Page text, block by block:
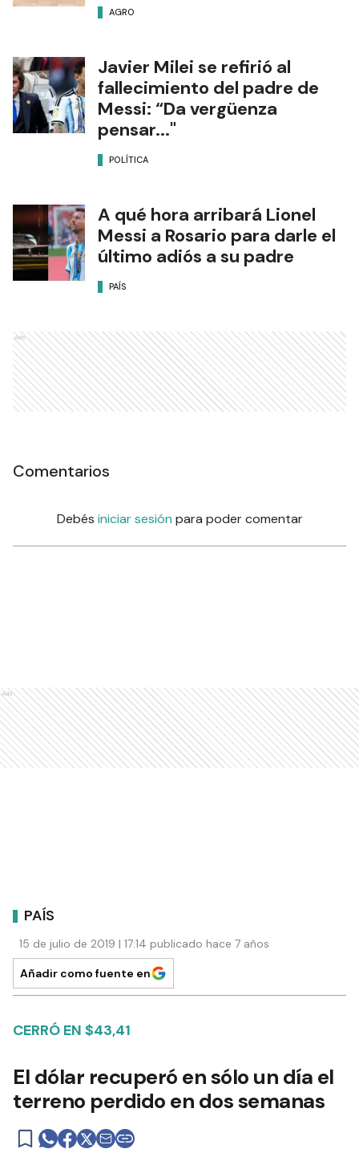
AGRO
Javier Milei se refirió al
fallecimiento del padre de
Messi: “Da vergüenza
pensar..."
POLÍTICA
A qué hora arribará Lionel
Messi a Rosario para darle el
último adiós a su padre
PAÍS
Ads
Comentarios
Debés iniciar sesión para poder comentar
Ads
PAÍS
15 de julio de 2019 | 17:14 publicado hace 7 años
Añadir como fuente en
CERRÓ EN $43,41
El dólar recuperó en sólo un día el
terreno perdido en dos semanas